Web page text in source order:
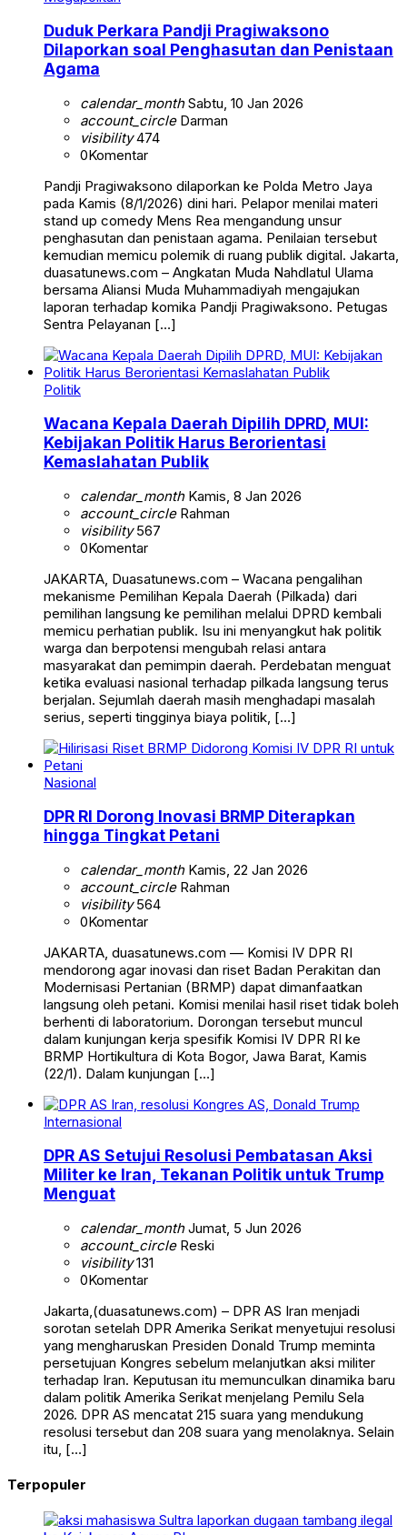
Duduk Perkara Pandji Pragiwaksono
Dilaporkan soal Penghasutan dan Penistaan
Agama
calendar_monthSabtu, 10 Jan 2026
account_circleDarman
visibility474
0Komentar
Pandji Pragiwaksono dilaporkan ke Polda Metro Jaya
pada Kamis (8/1/2026) dini hari. Pelapor menilai materi
stand up comedy Mens Rea mengandung unsur
penghasutan dan penistaan agama. Penilaian tersebut
kemudian memicu polemik di ruang publik digital. Jakarta,
duasatunews.com – Angkatan Muda Nahdlatul Ulama
bersama Aliansi Muda Muhammadiyah mengajukan
laporan terhadap komika Pandji Pragiwaksono. Petugas
Sentra Pelayanan […]
Politik
Wacana Kepala Daerah Dipilih DPRD, MUI:
Kebijakan Politik Harus Berorientasi
Kemaslahatan Publik
calendar_monthKamis, 8 Jan 2026
account_circleRahman
visibility567
0Komentar
JAKARTA, Duasatunews.com – Wacana pengalihan
mekanisme Pemilihan Kepala Daerah (Pilkada) dari
pemilihan langsung ke pemilihan melalui DPRD kembali
memicu perhatian publik. Isu ini menyangkut hak politik
warga dan berpotensi mengubah relasi antara
masyarakat dan pemimpin daerah. Perdebatan menguat
ketika evaluasi nasional terhadap pilkada langsung terus
berjalan. Sejumlah daerah masih menghadapi masalah
serius, seperti tingginya biaya politik, […]
Nasional
DPR RI Dorong Inovasi BRMP Diterapkan
hingga Tingkat Petani
calendar_monthKamis, 22 Jan 2026
account_circleRahman
visibility564
0Komentar
JAKARTA, duasatunews.com — Komisi IV DPR RI
mendorong agar inovasi dan riset Badan Perakitan dan
Modernisasi Pertanian (BRMP) dapat dimanfaatkan
langsung oleh petani. Komisi menilai hasil riset tidak boleh
berhenti di laboratorium. Dorongan tersebut muncul
dalam kunjungan kerja spesifik Komisi IV DPR RI ke
BRMP Hortikultura di Kota Bogor, Jawa Barat, Kamis
(22/1). Dalam kunjungan […]
Internasional
DPR AS Setujui Resolusi Pembatasan Aksi
Militer ke Iran, Tekanan Politik untuk Trump
Menguat
calendar_monthJumat, 5 Jun 2026
account_circleReski
visibility131
0Komentar
Jakarta,(duasatunews.com) – DPR AS Iran menjadi
sorotan setelah DPR Amerika Serikat menyetujui resolusi
yang mengharuskan Presiden Donald Trump meminta
persetujuan Kongres sebelum melanjutkan aksi militer
terhadap Iran. Keputusan itu memunculkan dinamika baru
dalam politik Amerika Serikat menjelang Pemilu Sela
2026. DPR AS mencatat 215 suara yang mendukung
resolusi tersebut dan 208 suara yang menolaknya. Selain
itu, […]
Terpopuler